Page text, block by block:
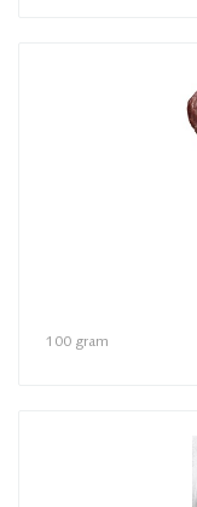
100 gram